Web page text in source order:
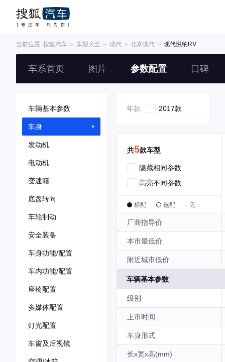
当前位置: 搜狐汽车 ＞ 车型大全 ＞ 现代 ＞ 北京现代 ＞ 现代悦纳RV
车系首页 图片 参数配置 口碑
车辆基本参数
车身
发动机
电动机
变速箱
底盘转向
车轮制动
安全装备
车身功能/配置
车内功能/配置
座椅配置
多媒体配置
灯光配置
车窗及后视镜
年款 2017款
共5款车型
隐藏相同参数
高亮不同参数
标配 选配 - 无
厂商指导价
本市最低价
附近城市低价
车辆基本参数
级别
上市时间
车身形式
长x宽x高(mm)